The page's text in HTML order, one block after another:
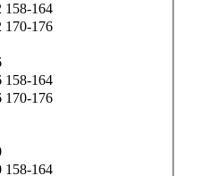
158-164
170-176
158-164
170-176
158-164